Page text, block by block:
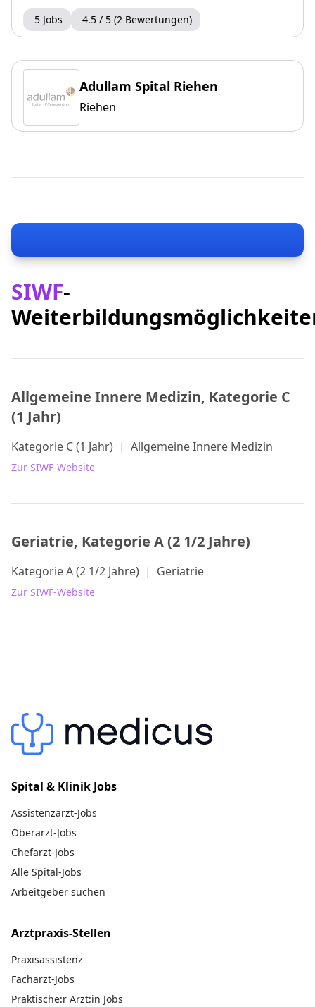
5 Jobs 4.5 / 5 (2 Bewertungen)
Adullam Spital Riehen
Riehen
SIWF-
Allgemeine Innere Medizin, Kategorie C
(1 Jahr)
Kategorie C (1 Jahr) | Allgemeine Innere Medizin
Zur SIWF-Website
Geriatrie, Kategorie A (2 1/2 Jahre)
Kategorie A (2 1/2 Jahre) | Geriatrie
Zur SIWF-Website
Spital & Klinik Jobs
Assistenzarzt-Jobs
Oberarzt-Jobs
Chefarzt-Jobs
Alle Spital-Jobs
Arbeitgeber suchen
Arztpraxis-Stellen
Praxisassistenz
Facharzt-Jobs
Praktische:r Ärzt:in Jobs